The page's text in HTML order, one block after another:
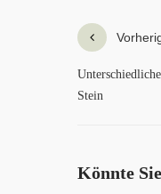
Stein
Könnte